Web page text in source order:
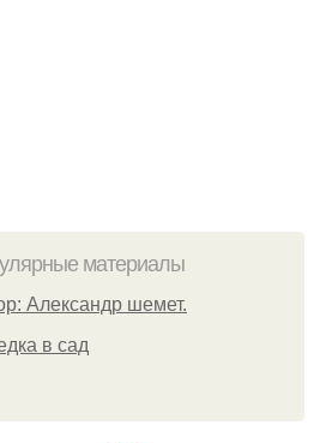
материалы
Александр шемет.
в сад